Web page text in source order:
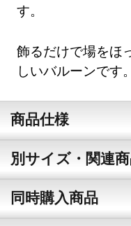
す。
飾るだけで場をほ
しいバルーンです。
商品仕様
別サイズ・関連
同時購入商品